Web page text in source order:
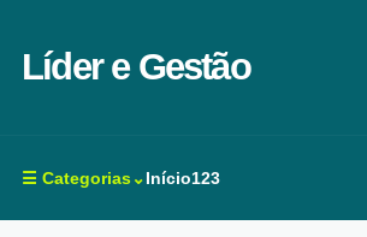
Líder e Gestão
☰ Categorias⌄Início123